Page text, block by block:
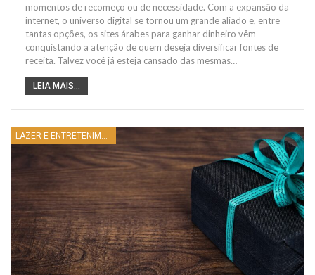
momentos de recomeço ou de necessidade. Com a expansão da
internet, o universo digital se tornou um grande aliado e, entre
tantas opções, os sites árabes para ganhar dinheiro vêm
conquistando a atenção de quem deseja diversificar fontes de
receita. Talvez você já esteja cansado das mesmas…
LEIA MAIS...